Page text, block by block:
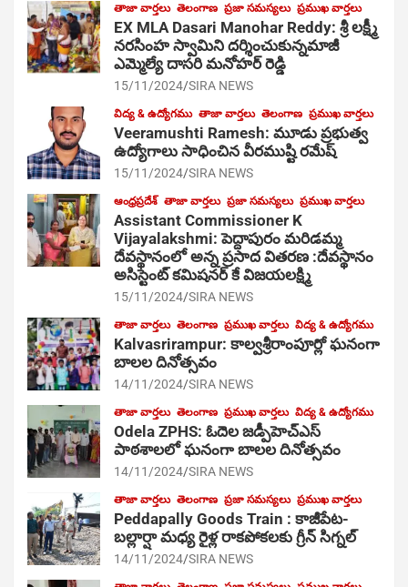
తాజా వార్తలు తెలంగాణ ప్రజా సమస్యలు ప్రముఖ వార్తలు
EX MLA Dasari Manohar Reddy: శ్రీ లక్ష్మీ
నరసింహ స్వామిని దర్శించుకున్నమాజీ
ఎమ్మెల్యే దాసరి మనోహర్ రెడ్డి
15/11/2024 SIRA NEWS
విద్య & ఉద్యోగము తాజా వార్తలు తెలంగాణ ప్రముఖ వార్తలు
Veeramushti Ramesh: మూడు ప్రభుత్వ
ఉద్యోగాలు సాధించిన వీరముష్టి రమేష్
15/11/2024 SIRA NEWS
ఆంధ్రప్రదేశ్ తాజా వార్తలు ప్రజా సమస్యలు ప్రముఖ వార్తలు
Assistant Commissioner K
Vijayalakshmi: పెద్దాపురం మరిడమ్మ
దేవస్థానంలో అన్న ప్రసాద వితరణ :దేవస్థానం
అసిస్టెంట్ కమిషనర్ కే విజయలక్ష్మి
15/11/2024 SIRA NEWS
తాజా వార్తలు తెలంగాణ ప్రముఖ వార్తలు విద్య & ఉద్యోగము
Kalvasrirampur: కాల్వశ్రీరాంపూర్లో ఘనంగా
బాలల దినోత్సవం
14/11/2024 SIRA NEWS
తాజా వార్తలు తెలంగాణ ప్రముఖ వార్తలు విద్య & ఉద్యోగము
Odela ZPHS: ఓదెల జ‌డ్పీహెచ్ఎస్
పాఠ‌శాల‌లో ఘనంగా బాలల దినోత్సవం
14/11/2024 SIRA NEWS
తాజా వార్తలు తెలంగాణ ప్రజా సమస్యలు ప్రముఖ వార్తలు
Peddapally Goods Train : కాజీపేట-
బల్లార్షా మధ్య రైళ్ల రాకపోకలకు గ్రీన్ సిగ్నల్
14/11/2024 SIRA NEWS